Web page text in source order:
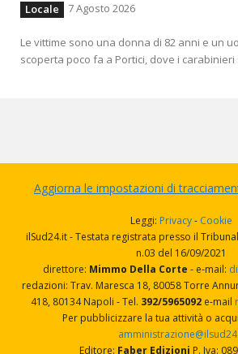
Locale 7 Agosto 2026
Le vittime sono una donna di 82 anni e un
scoperta poco fa a Portici, dove i
Aggiorna le impostazioni di
Leggi: Privacy- Cookie
ilSud24.it - Testata registrata presso il
n.03 del 16/09/2021
direttore: Mimmo Della Corte - e-mail:
redazioni: Trav. Maresca 18, 80058 Torre
418, 80134 Napoli - Tel. 392/5965092 e-mail
Per pubblicizzare la tua attività o
Editore: Faber Edizioni P. Iva: